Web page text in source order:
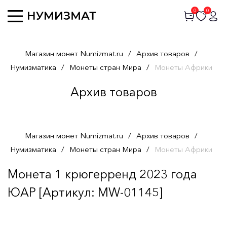
0 0
Магазин монет Numizmat.ru / Архив товаров /
Нумизматика / Монеты стран Мира / Монеты Африки
Архив товаров
Магазин монет Numizmat.ru / Архив товаров /
Нумизматика / Монеты стран Мира / Монеты Африки
Монета 1 крюгерренд 2023 года
ЮАР [Артикул: MW-01145]